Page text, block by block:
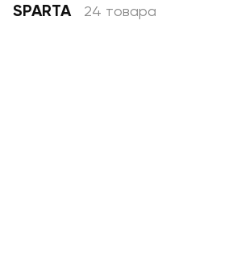
SPARTA 24 товара